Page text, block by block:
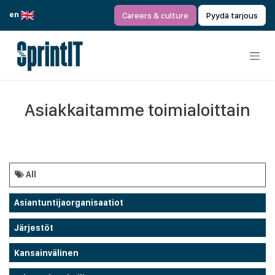
en
Careers & culture Pyydä tarjous
Asiakkaitamme toimialoittain
All
Asiantuntijaorganisaatiot
Järjestöt
Kansainvälinen